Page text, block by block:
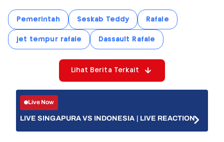
Pemerintah Seskab Teddy Rafale
jet tempur rafale Dassault Rafale
Lihat Berita Terkait
Live Now
LIVE SINGAPURA VS INDONESIA | LIVE REACTION